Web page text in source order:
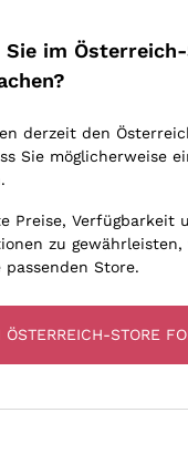
Occhipinti Arianna
Biondi Santi
Argiolas
Zenato
Ca' dei Frati
Sie in unserem
Sie im
derzeit den
Sie möglicherweise
Preise, Verfügbarkeit
zu
Store.
ÖSTERREICH-STORE